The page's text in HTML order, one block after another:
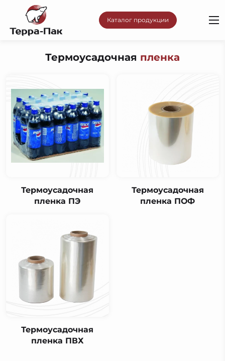
Каталог продукции
Термоусадочная пленка
Термоусадочная
пленка ПЭ
Термоусадочная
пленка ПОФ
Термоусадочная
пленка ПВХ